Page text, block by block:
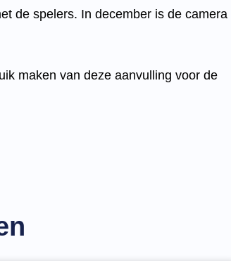
de spelers. In december is de camera
maken van deze aanvulling voor de